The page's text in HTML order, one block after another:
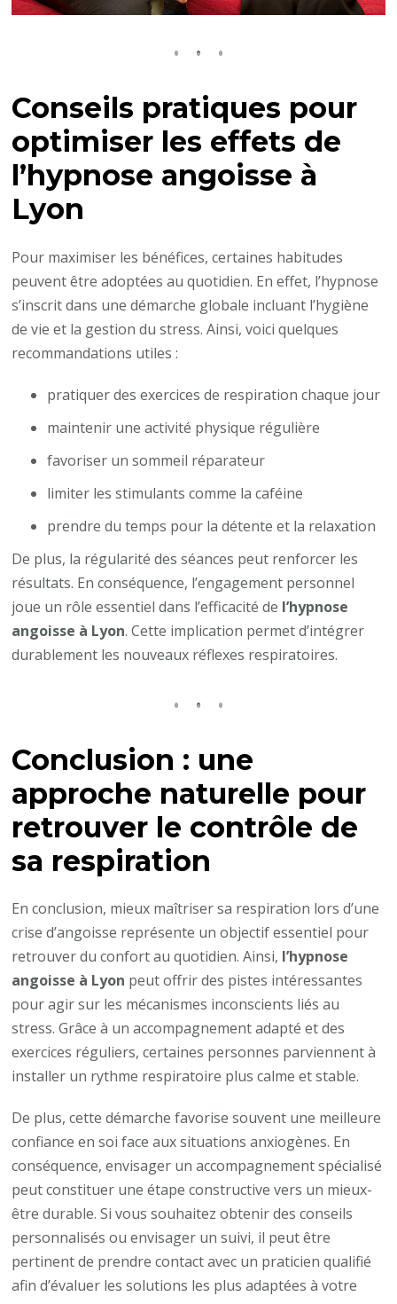
Conseils pratiques pour
optimiser les effets de
l’hypnose angoisse à
Lyon
Pour maximiser les bénéfices, certaines habitudes
peuvent être adoptées au quotidien. En effet, l’hypnose
s’inscrit dans une démarche globale incluant l’hygiène
de vie et la gestion du stress. Ainsi, voici quelques
recommandations utiles :
pratiquer des exercices de respiration chaque jour
maintenir une activité physique régulière
favoriser un sommeil réparateur
limiter les stimulants comme la caféine
prendre du temps pour la détente et la relaxation
De plus, la régularité des séances peut renforcer les
résultats. En conséquence, l’engagement personnel
joue un rôle essentiel dans l’efficacité de l’hypnose
angoisse à Lyon. Cette implication permet d’intégrer
durablement les nouveaux réflexes respiratoires.
Conclusion : une
approche naturelle pour
retrouver le contrôle de
sa respiration
En conclusion, mieux maîtriser sa respiration lors d’une
crise d’angoisse représente un objectif essentiel pour
retrouver du confort au quotidien. Ainsi, l’hypnose
angoisse à Lyon peut offrir des pistes intéressantes
pour agir sur les mécanismes inconscients liés au
stress. Grâce à un accompagnement adapté et des
exercices réguliers, certaines personnes parviennent à
installer un rythme respiratoire plus calme et stable.
De plus, cette démarche favorise souvent une meilleure
confiance en soi face aux situations anxiogènes. En
conséquence, envisager un accompagnement spécialisé
peut constituer une étape constructive vers un mieux-
être durable. Si vous souhaitez obtenir des conseils
personnalisés ou envisager un suivi, il peut être
pertinent de prendre contact avec un praticien qualifié
afin d’évaluer les solutions les plus adaptées à votre